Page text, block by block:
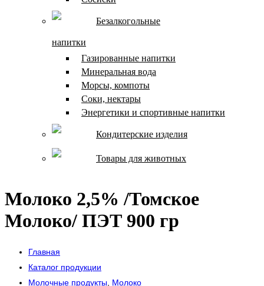
Безалкогольные
напитки
Газированные напитки
Минеральная вода
Морсы, компоты
Соки, нектары
Энергетики и спортивные напитки
Кондитерские изделия
Товары для животных
Молоко 2,5% /Томское
Молоко/ ПЭТ 900 гр
Главная
Каталог продукции
Молочные продукты Молоко